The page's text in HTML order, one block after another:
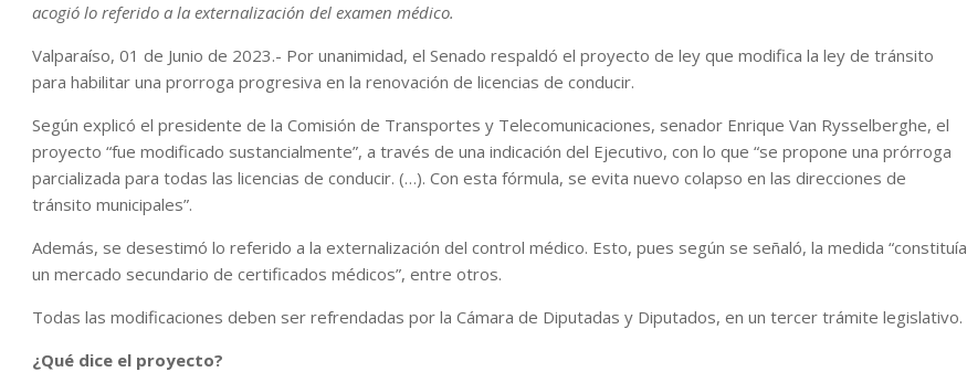
acogió lo referido a la externalización del examen médico.
Valparaíso, 01 de Junio de 2023.- Por unanimidad, el Senado respaldó el proyecto de ley que modifica la ley de tránsito
para habilitar una prorroga progresiva en la renovación de licencias de conducir.
Según explicó el presidente de la Comisión de Transportes y Telecomunicaciones, senador Enrique Van Rysselberghe, el
proyecto “fue modificado sustancialmente”, a través de una indicación del Ejecutivo, con lo que “se propone una prórroga
parcializada para todas las licencias de conducir. (…). Con esta fórmula, se evita nuevo colapso en las direcciones de
tránsito municipales”.
Además, se desestimó lo referido a la externalización del control médico. Esto, pues según se señaló, la medida “constituía
un mercado secundario de certificados médicos”, entre otros.
Todas las modificaciones deben ser refrendadas por la Cámara de Diputadas y Diputados, en un tercer trámite legislativo.
¿Qué dice el proyecto?